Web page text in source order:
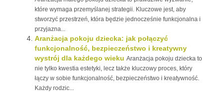
które wymaga przemyślanej strategii. Kluczowe jest, aby
stworzyć przestrzeń, która będzie jednocześnie funkcjonalna i
przyjazna...
Aranżacja pokoju dziecka: jak połączyć
funkcjonalność, bezpieczeństwo i kreatywny
wystrój dla każdego wieku Aranżacja pokoju dziecka to
nie tylko kwestia estetyki, lecz także kluczowy proces, który
łączy w sobie funkcjonalność, bezpieczeństwo i kreatywność.
Każdy rodzic...